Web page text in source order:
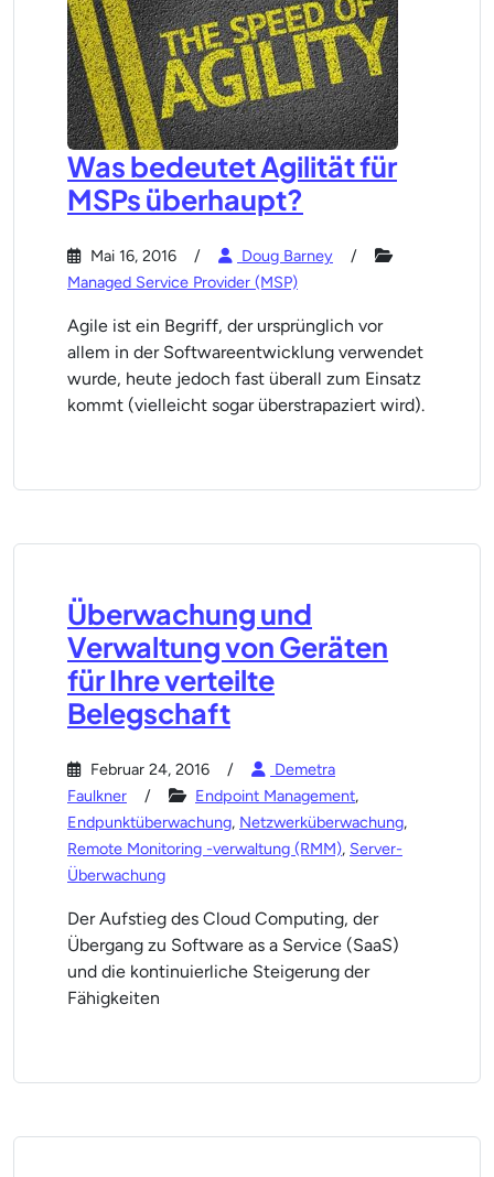
Was bedeutet Agilität für
MSPs überhaupt?
Mai 16, 2016
Doug Barney
Managed Service Provider (MSP)
Agile ist ein Begriff, der ursprünglich vor
allem in der Softwareentwicklung verwendet
wurde, heute jedoch fast überall zum Einsatz
kommt (vielleicht sogar überstrapaziert wird).
Überwachung und
Verwaltung von Geräten
für Ihre verteilte
Belegschaft
Februar 24, 2016
Demetra
Faulkner
Endpoint Management,
Endpunktüberwachung, Netzwerküberwachung,
Remote Monitoring -verwaltung (RMM), Server-
Überwachung
Der Aufstieg des Cloud Computing, der
Übergang zu Software as a Service (SaaS)
und die kontinuierliche Steigerung der
Fähigkeiten